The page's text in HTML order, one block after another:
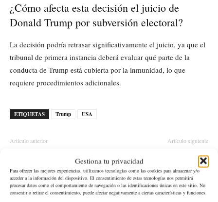
Gestiona tu privacidad
Para ofrecer las mejores experiencias, utilizamos tecnologías como las cookies para almacenar y/o
acceder a la información del dispositivo. El consentimiento de estas tecnologías nos permitirá
procesar datos como el comportamiento de navegación o las identificaciones únicas en este sitio. No
consentir o retirar el consentimiento, puede afectar negativamente a ciertas características y funciones.
¿Cómo afecta esta decisión el juicio de
Donald Trump por subversión electoral?
La decisión podría retrasar significativamente el juicio, ya que el
tribunal de primera instancia deberá evaluar qué parte de la
conducta de Trump está cubierta por la inmunidad, lo que
requiere procedimientos adicionales.
ETIQUETAS Trump USA
Artículo anterior Artículo siguiente
Multa de $300,000 a Unite
Health Share Ministries en
Washington